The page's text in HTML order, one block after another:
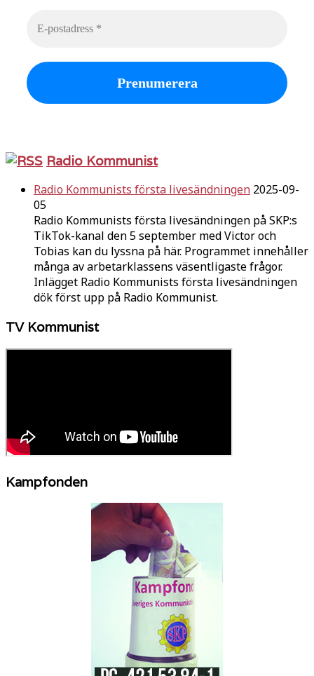
Radio Kommunist
Radio Kommunists första livesändningen 2025-09-
05
Radio Kommunists första livesändningen på SKP:s
TikTok-kanal den 5 september med Victor och
Tobias kan du lyssna på här. Programmet innehåller
många av arbetarklassens väsentligaste frågor.
Inlägget Radio Kommunists första livesändningen
dök först upp på Radio Kommunist.
TV Kommunist
Kampfonden